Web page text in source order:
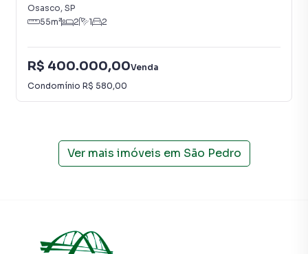
Osasco, SP
55m² 2 1 2
R$ 400.000,00Venda
Condomínio R$ 580,00
Ver mais imóveis em São Pedro